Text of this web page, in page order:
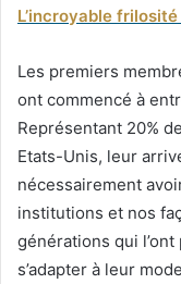
L’incroyable
Les premiers
ont commencé à
Représentant 20%
Etats-Unis, leur
nécessairement
institutions et nos
générations qui
s’adapter à leur